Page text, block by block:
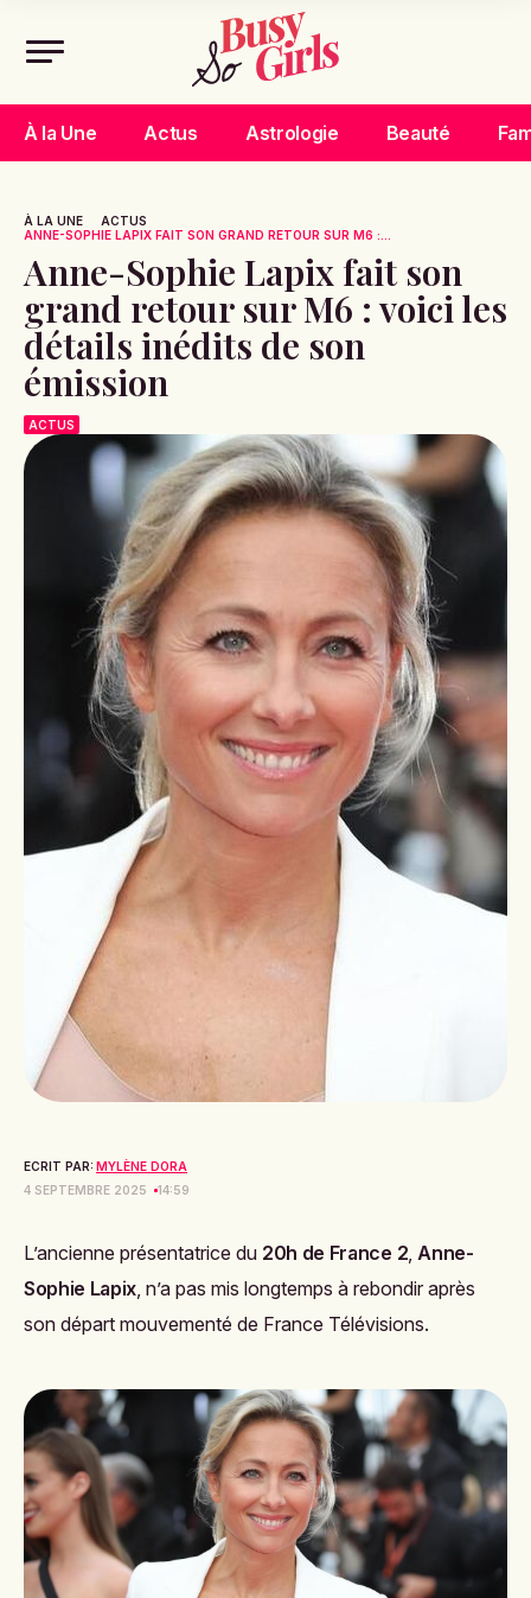
À la Une Actus Astrologie Beauté
À LA UNE
ACTUS
ANNE-SOPHIE LAPIX FAIT SON GRAND RETOUR SUR M6 :...
Anne-Sophie Lapix fait son
grand retour sur M6 : voici les
détails inédits de son
émission
ACTUS
ECRIT PAR: MYLÈNE DORA
4 SEPTEMBRE 2025
14:59
L’ancienne présentatrice du 20h de France 2,Anne-
Sophie Lapix, n’a pas mis longtemps à rebondir après
son départ mouvementé de France Télévisions.